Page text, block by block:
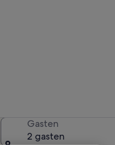
Gasten
2 gasten